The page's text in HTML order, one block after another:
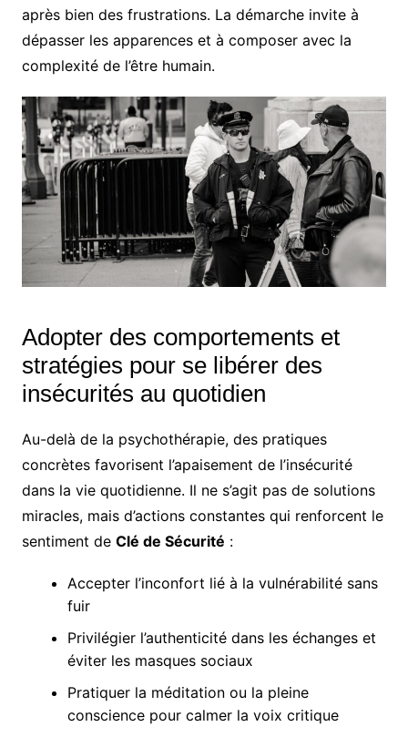
après bien des frustrations. La démarche invite à
dépasser les apparences et à composer avec la
complexité de l’être humain.
Adopter des comportements et
stratégies pour se libérer des
insécurités au quotidien
Au-delà de la psychothérapie, des pratiques
concrètes favorisent l’apaisement de l’insécurité
dans la vie quotidienne. Il ne s’agit pas de solutions
miracles, mais d’actions constantes qui renforcent le
sentiment de Clé de Sécurité :
Accepter l’inconfort lié à la vulnérabilité sans
fuir
Privilégier l’authenticité dans les échanges et
éviter les masques sociaux
Pratiquer la méditation ou la pleine
conscience pour calmer la voix critique